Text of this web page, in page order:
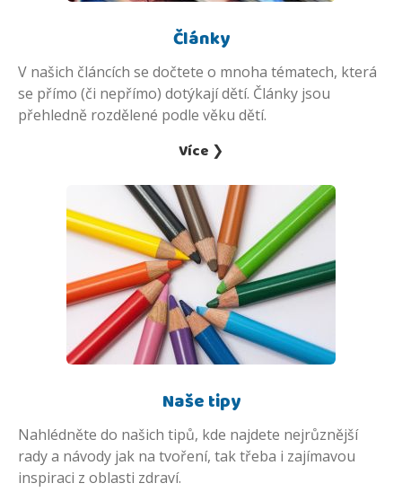
Články
V našich článcích se dočtete o mnoha tématech, která
se přímo (či nepřímo) dotýkají dětí. Články jsou
přehledně rozdělené podle věku dětí.
Více ❯
Naše tipy
Nahlédněte do našich tipů, kde najdete nejrůznější
rady a návody jak na tvoření, tak třeba i zajímavou
inspiraci z oblasti zdraví.